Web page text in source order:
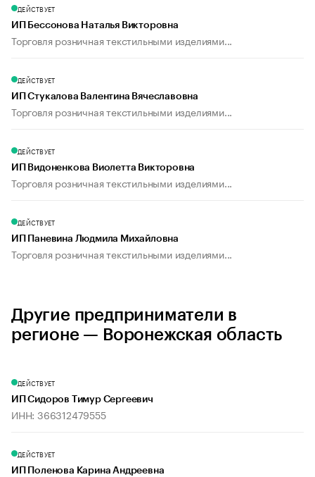
ДЕЙСТВУЕТ
ИП Бессонова Наталья Викторовна
Торговля розничная текстильными изделиями...
ДЕЙСТВУЕТ
ИП Стукалова Валентина Вячеславовна
Торговля розничная текстильными изделиями...
ДЕЙСТВУЕТ
ИП Видоненкова Виолетта Викторовна
Торговля розничная текстильными изделиями...
ДЕЙСТВУЕТ
ИП Паневина Людмила Михайловна
Торговля розничная текстильными изделиями...
Другие предприниматели в
регионе — Воронежская область
ДЕЙСТВУЕТ
ИП Сидоров Тимур Сергеевич
ИНН: 366312479555
ДЕЙСТВУЕТ
ИП Поленова Карина Андреевна